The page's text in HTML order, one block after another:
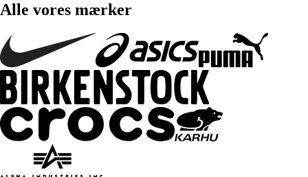
Alle vores mærker